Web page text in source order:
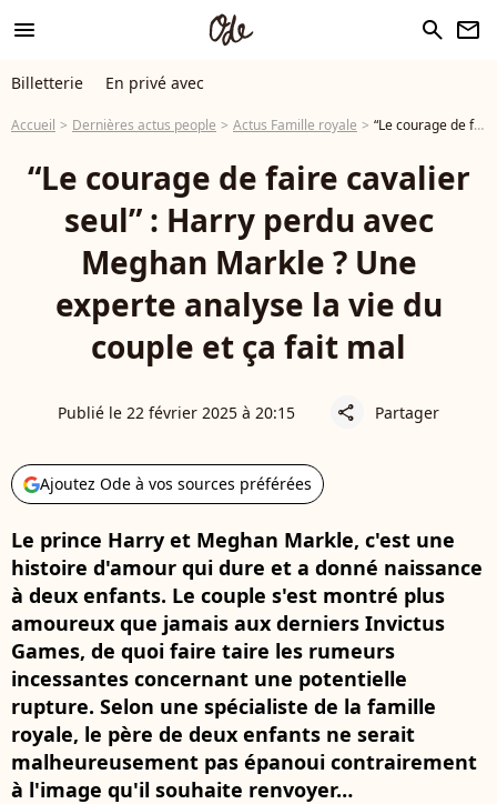
menu search newsletter
Billetterie En privé avec
Accueil Dernières actus people Actus Famille royale “Le courage de faire cavalier seul” : Harry perdu avec Meghan Markle ? Une experte analyse la vie du couple et ça fait mal
“Le courage de faire cavalier
seul” : Harry perdu avec
Meghan Markle ? Une
experte analyse la vie du
couple et ça fait mal
Publié le 22 février 2025 à 20:15 share Partager
Ajoutez Ode à vos sources préférées
Le prince Harry et Meghan Markle, c'est une
histoire d'amour qui dure et a donné naissance
à deux enfants. Le couple s'est montré plus
amoureux que jamais aux derniers Invictus
Games, de quoi faire taire les rumeurs
incessantes concernant une potentielle
rupture. Selon une spécialiste de la famille
royale, le père de deux enfants ne serait
malheureusement pas épanoui contrairement
à l'image qu'il souhaite renvoyer…